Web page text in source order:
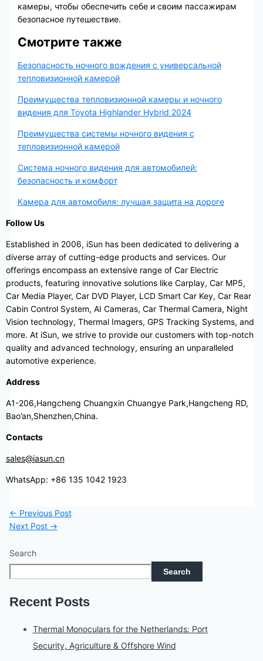
камеры, чтобы обеспечить себе и своим пассажирам
безопасное путешествие.
Смотрите также
Безопасность ночного вождения с универсальной
тепловизионной камерой
Преимущества тепловизионной камеры и ночного
видения для Toyota Highlander Hybrid 2024
Преимущества системы ночного видения с
тепловизионной камерой
Система ночного видения для автомобилей:
безопасность и комфорт
Камера для автомобиля: лучшая защита на дороге
Follow Us
Established in 2006, iSun has been dedicated to delivering a
diverse array of cutting-edge products and services. Our
offerings encompass an extensive range of Car Electric
products, featuring innovative solutions like Carplay, Car MP5,
Car Media Player, Car DVD Player, LCD Smart Car Key, Car Rear
Cabin Control System, AI Cameras, Car Thermal Camera, Night
Vision technology, Thermal Imagers, GPS Tracking Systems, and
more. At iSun, we strive to provide our customers with top-notch
quality and advanced technology, ensuring an unparalleled
automotive experience.
Address
A1-206,Hangcheng Chuangxin Chuangye Park,Hangcheng RD,
Bao’an,Shenzhen,China.
Contacts
sales@iasun.cn
WhatsApp: +86 135 1042 1923
← Previous Post
Next Post →
Search
Search
Recent Posts
Thermal Monoculars for the Netherlands: Port
Security, Agriculture & Offshore Wind